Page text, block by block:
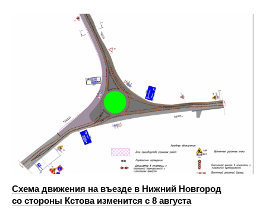
Схема движения на въезде в Нижний Новгород
со стороны Кстова изменится с 8 августа